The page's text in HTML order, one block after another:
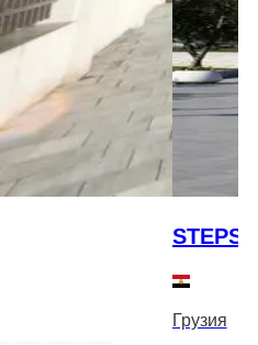
STEPS
Грузия